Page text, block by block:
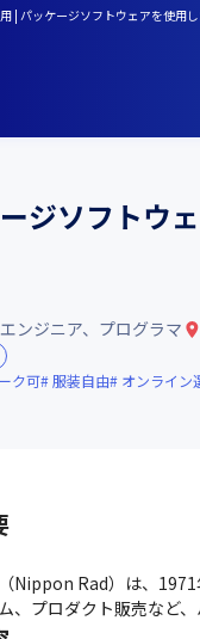
| パッケージソフトウェアを使用
ジソフトウ
ンジニア、プログラマ
ク可 服装自由 オンライン
Nippon Rad）は、
、プロダクト販売など